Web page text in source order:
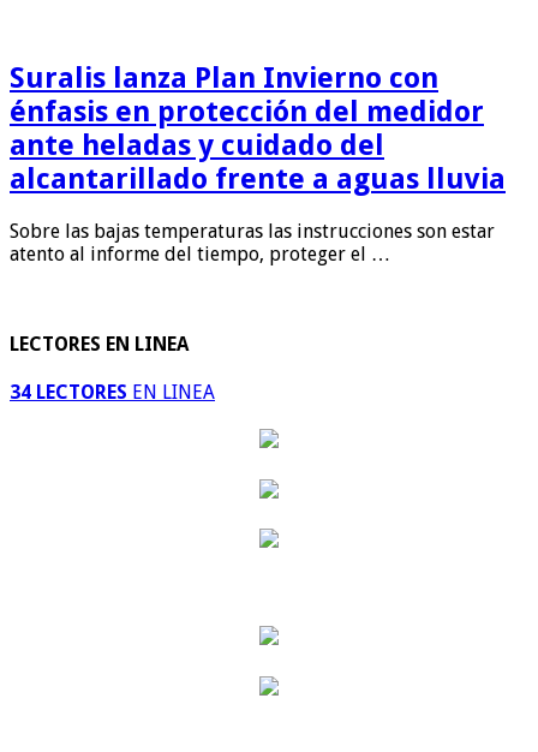
Suralis lanza Plan Invierno con
énfasis en protección del medidor
ante heladas y cuidado del
alcantarillado frente a aguas lluvia
Sobre las bajas temperaturas las instrucciones son estar
atento al informe del tiempo, proteger el …
LECTORES EN LINEA
34 LECTORES EN LINEA